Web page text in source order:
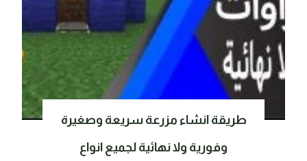
طريقة انشاء مزرعة سريعة وصغيرة
وفورية ولا نهائية لجميع انواع